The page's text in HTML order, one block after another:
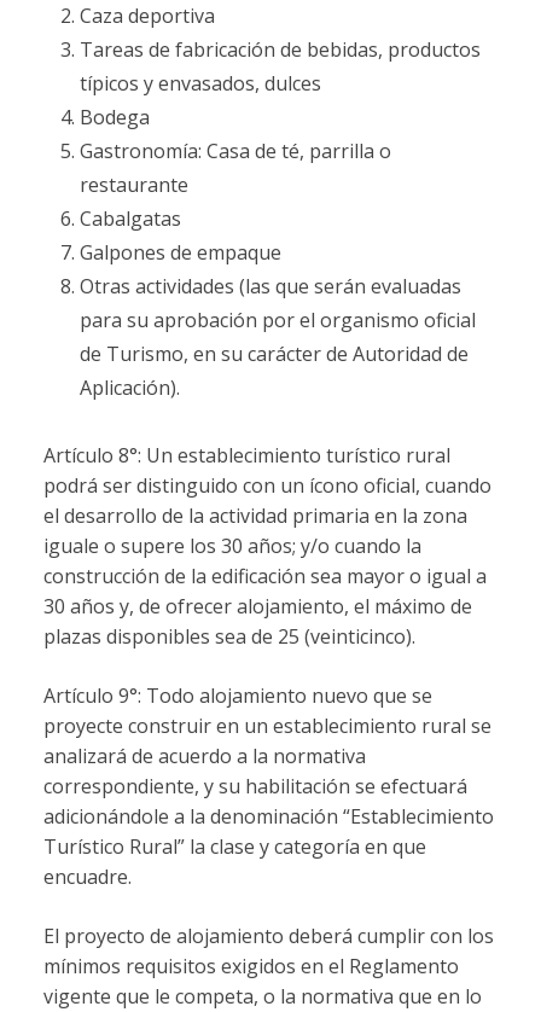
Caza deportiva
Tareas de fabricación de bebidas, productos
típicos y envasados, dulces
Bodega
Gastronomía: Casa de té, parrilla o
restaurante
Cabalgatas
Galpones de empaque
Otras actividades (las que serán evaluadas
para su aprobación por el organismo oficial
de Turismo, en su carácter de Autoridad de
Aplicación).
Artículo 8°: Un establecimiento turístico rural
podrá ser distinguido con un ícono oficial, cuando
el desarrollo de la actividad primaria en la zona
iguale o supere los 30 años; y/o cuando la
construcción de la edificación sea mayor o igual a
30 años y, de ofrecer alojamiento, el máximo de
plazas disponibles sea de 25 (veinticinco).
Artículo 9°: Todo alojamiento nuevo que se
proyecte construir en un establecimiento rural se
analizará de acuerdo a la normativa
correspondiente, y su habilitación se efectuará
adicionándole a la denominación “Establecimiento
Turístico Rural” la clase y categoría en que
encuadre.
El proyecto de alojamiento deberá cumplir con los
mínimos requisitos exigidos en el Reglamento
vigente que le competa, o la normativa que en lo